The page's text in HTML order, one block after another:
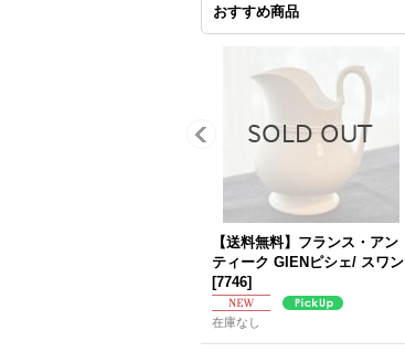
おすすめ商品
【送料無料】フランス・アン
ティーク GIENピシェ/ スワン
[7746]
在庫なし